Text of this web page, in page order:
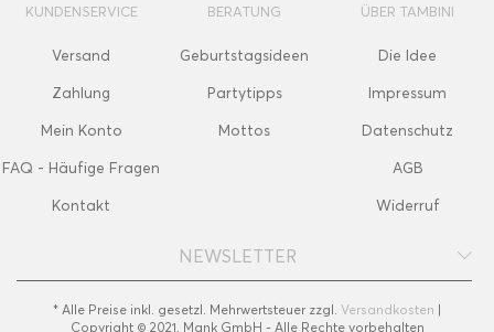
KUNDENSERVICE
Versand
Zahlung
Mein Konto
FAQ - Häufige Fragen
Kontakt
BERATUNG
Geburtstagsideen
Partytipps
Mottos
ÜBER TAMBINI
Die Idee
Impressum
Datenschutz
AGB
Widerruf
NEWSLETTER
* Alle Preise inkl. gesetzl. Mehrwertsteuer zzgl. Versandkosten |
Copyright © 2021, Mank GmbH - Alle Rechte vorbehalten